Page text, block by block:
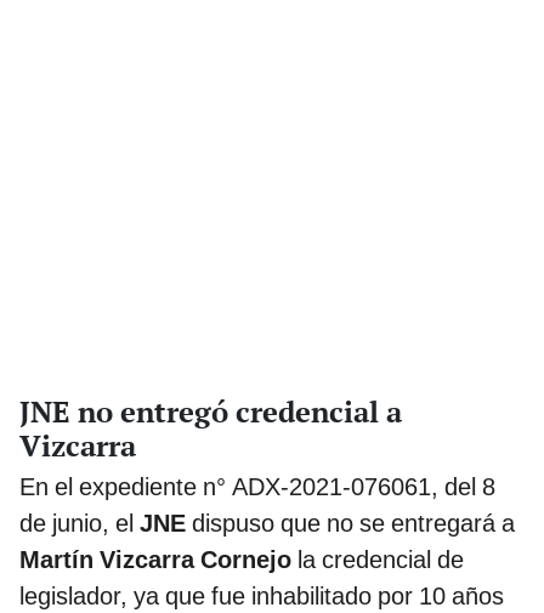
JNE no entregó credencial a
Vizcarra
En el expediente n° ADX-2021-076061, del 8
de junio, el JNE dispuso que no se entregará a
Martín Vizcarra Cornejo la credencial de
legislador, ya que fue inhabilitado por 10 años